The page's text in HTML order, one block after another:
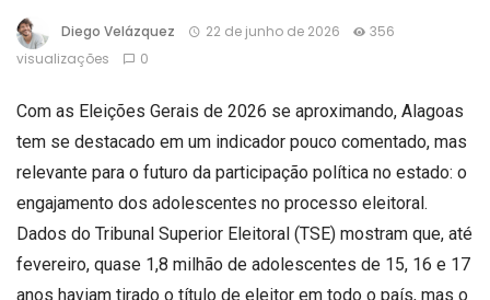
Diego Velázquez 22 de junho de 2026
356
visualizações
0
Com as Eleições Gerais de 2026 se aproximando, Alagoas
tem se destacado em um indicador pouco comentado, mas
relevante para o futuro da participação política no estado: o
engajamento dos adolescentes no processo eleitoral.
Dados do Tribunal Superior Eleitoral (TSE) mostram que, até
fevereiro, quase 1,8 milhão de adolescentes de 15, 16 e 17
anos haviam tirado o título de eleitor em todo o país, mas o